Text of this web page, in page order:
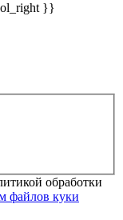
}}
обработки
файлов куки